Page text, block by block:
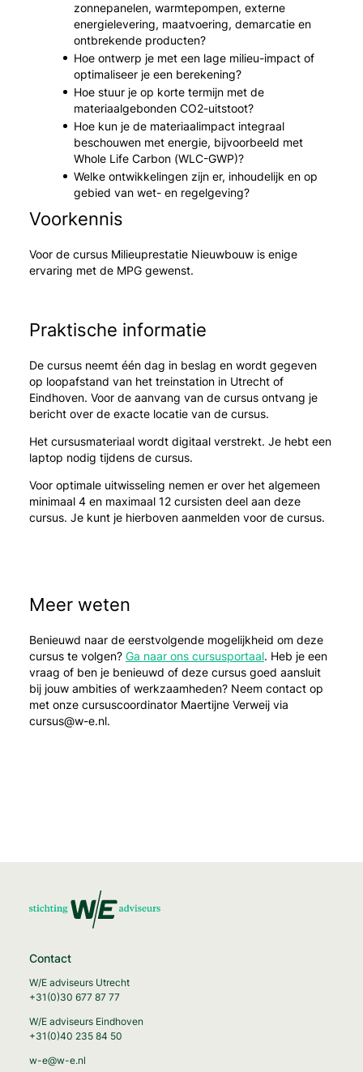
zonnepanelen, warmtepompen, externe
energielevering, maatvoering, demarcatie en
ontbrekende producten?
Hoe ontwerp je met een lage milieu-impact of
optimaliseer je een berekening?
Hoe stuur je op korte termijn met de
materiaalgebonden CO2-uitstoot?
Hoe kun je de materiaalimpact integraal
beschouwen met energie, bijvoorbeeld met
Whole Life Carbon (WLC-GWP)?
Welke ontwikkelingen zijn er, inhoudelijk en op
gebied van wet- en regelgeving?
Voorkennis
Voor de cursus Milieuprestatie Nieuwbouw is enige
ervaring met de MPG gewenst.
Praktische informatie
De cursus neemt één dag in beslag en wordt gegeven
op loopafstand van het treinstation in Utrecht of
Eindhoven. Voor de aanvang van de cursus ontvang je
bericht over de exacte locatie van de cursus.
Het cursusmateriaal wordt digitaal verstrekt. Je hebt een
laptop nodig tijdens de cursus.
Voor optimale uitwisseling nemen er over het algemeen
minimaal 4 en maximaal 12 cursisten deel aan deze
cursus. Je kunt je hierboven aanmelden voor de cursus.
Meer weten
Benieuwd naar de eerstvolgende mogelijkheid om deze
cursus te volgen? Ga naar ons cursusportaal. Heb je een
vraag of ben je benieuwd of deze cursus goed aansluit
bij jouw ambities of werkzaamheden? Neem contact op
met onze cursuscoordinator Maertijne Verweij via
cursus@w-e.nl.
Contact
W/E adviseurs Utrecht
+31(0)30 677 87 77
W/E adviseurs Eindhoven
+31(0)40 235 84 50
w-e@w-e.nl